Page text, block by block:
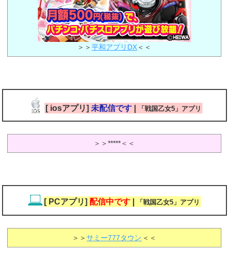
＞＞平和アプリDX＜＜
[ iosアプリ] 未配信です| 「戦国乙女5」アプリ
＞＞*****＜＜
[ PCアプリ]配信中です 「戦国乙女5」アプリ
＞＞サミー777タウン ＜＜